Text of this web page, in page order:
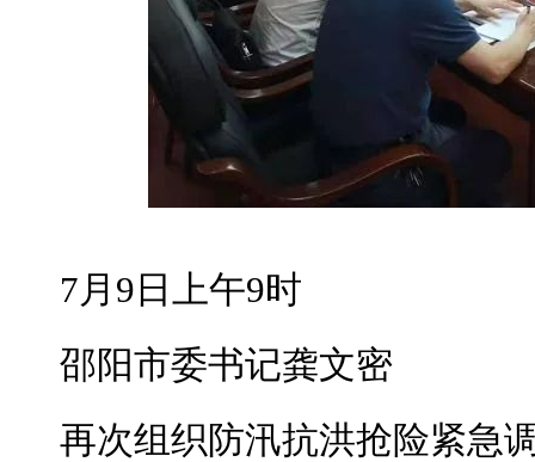
7月9日上午9时
邵阳市委书记龚文密
再次组织防汛抗洪抢险紧急